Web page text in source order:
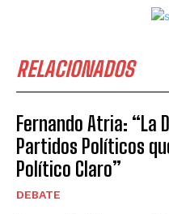
RELACIONADOS
Fernando Atria: “La
Partidos Políticos
Político Claro”
DEBATE